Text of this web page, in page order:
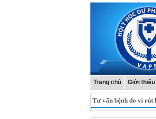
Trang chủ Giới thiệu
Tư vấn bệnh do vi rút